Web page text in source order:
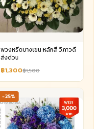
พวงหรีดบางเขน หลักสี่ วิภาวดี
ส่งด่วน
฿1,300฿1,500
-25%